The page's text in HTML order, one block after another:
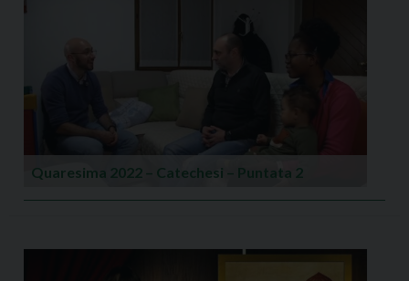
Quaresima 2022 – Catechesi – Puntata 2